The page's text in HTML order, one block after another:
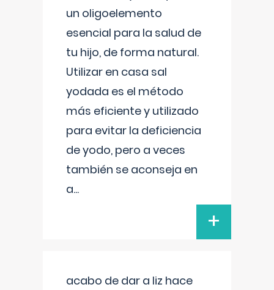
un oligoelemento
esencial para la salud de
tu hijo, de forma natural.
Utilizar en casa sal
yodada es el método
más eficiente y utilizado
para evitar la deficiencia
de yodo, pero a veces
también se aconseja en
a...
+
acabo de dar a liz hace